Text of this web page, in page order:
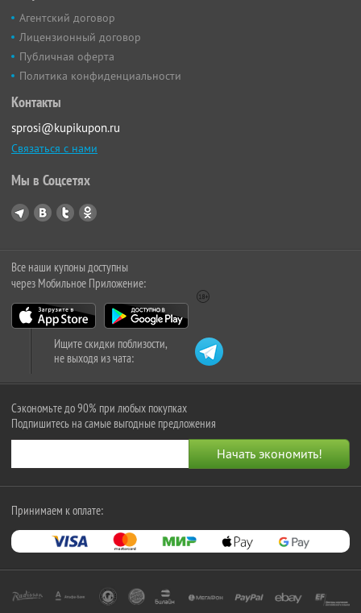
Агентский договор
Лицензионный договор
Публичная оферта
Политика конфиденциальности
Контакты
sprosi@kupikupon.ru
Связаться с нами
Мы в Соцсетях
Все наши купоны доступны
через Мобильное Приложение:
Ищите скидки поблизости,
не выходя из чата:
Сэкономьте до 90% при любых покупках
Подпишитесь на самые выгодные предложения
Принимаем к оплате: